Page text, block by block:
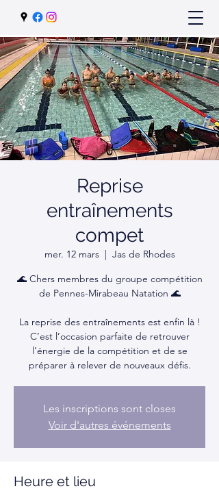
Reprise
entraînements
compet
mer. 12 mars
  |
Jas de Rhodes
🌊 Chers membres du groupe compétition
de Pennes-Mirabeau Natation 🌊
La reprise des entraînements est enfin là !
C’est l’occasion parfaite de retrouver
l’énergie de la compétition et de se
préparer à relever de nouveaux défis.
Les inscriptions sont closes
Voir d'autres événements
Heure et lieu